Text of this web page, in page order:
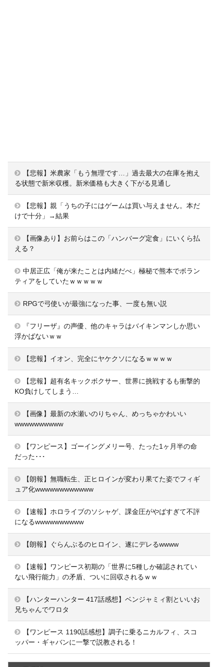
【悲報】米農家「もう無理です…」過去最大の在庫を抱え
る状態で新米収穫。新米価格も大きく下がる見通し
【悲報】親「うちの子にはゲームは買い与えません。本だ
けで十分」→結果
【画像あり】お前らはこの「ハンバーグ定食」にいくら払
える？
中居正広「俺が来たことは内緒だべ」極秘で熊本でボラン
ティアをしていたｗｗｗｗｗ
RPGで弓使いが最強になった事、一度も無い説
『フリーザ』の声優、他のキャラはバイキンマンしか思い
浮かばないｗｗ
【悲報】イオン、完全にヤケクソになるｗｗｗｗ
【悲報】超有名キックボクサー、世界に挑戦するも衝撃的
KO負けしてしまう…
【画像】最新の水瀬いのりちゃん、めっちゃかわいい
wwwwwwwwww
【ワンピース】ゴーイングメリー号、たった1ヶ月半の命
だった･･･
【朗報】無職転生、正ヒロインが変わり果てた姿でフィギ
ュア化wwwwwwwwwwww
【速報】ホロライブのソシャゲ、課金圧がやばすぎて不評
になるwwwwwwwwww
【朗報】ぐらんぶるのヒロイン、遂にデレるwwww
【速報】ワンピース初期の「世界に5種しか確認されてい
ない飛行能力」の矛盾、ついに回収されるｗｗ
【ハンターハンター 417話感想】ベンジャミィ割といいお
兄ちゃんでワロタ
【ワンピース 1190話感想】調子に乗るニカルフィ、スコ
ッパー・ギャバンに一撃で説教される！